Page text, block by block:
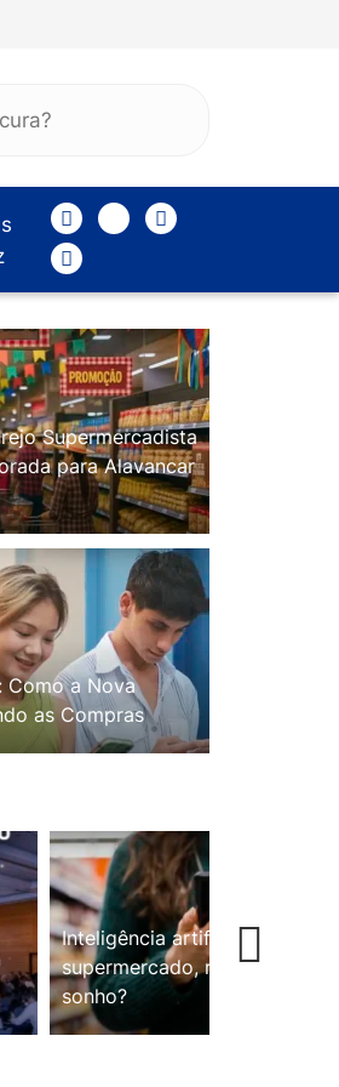
Supermercadista
para Alavancar
Como a Nova
as Compras
Inteligência artificial no
supermercado, realidade ou
sonho?